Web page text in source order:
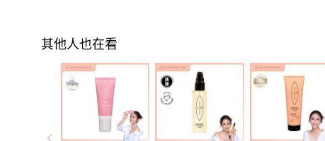
其他人也在看